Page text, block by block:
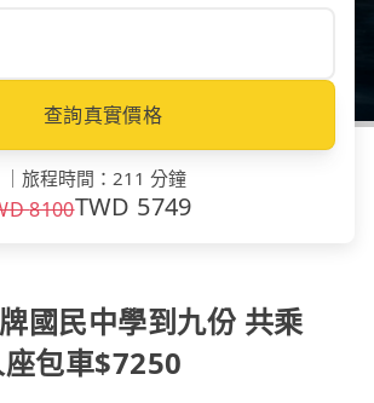
查詢真實價格
旅程時間 ： 211 分鐘
8100TWD 5749
國民中學到九份 共乘
包車$7250